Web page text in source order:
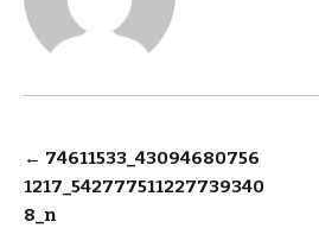
Navegação
de
Post
← 74611533_43094680756
1217_542777511227739340
8_n